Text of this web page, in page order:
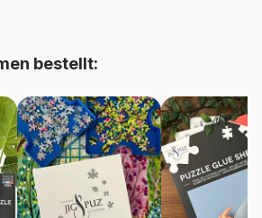
Castorland-200252
5904438200252
2000 Teile
bestellt: